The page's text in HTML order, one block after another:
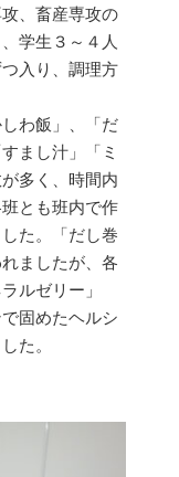
、畜産専攻の
学生３～４人
入り、調理方
わ飯」、「だ
まし汁」「ミ
多く、時間内
とも班内で作
た。「だし巻
ましたが、各
ルゼリー」
固めたヘルシ
た。